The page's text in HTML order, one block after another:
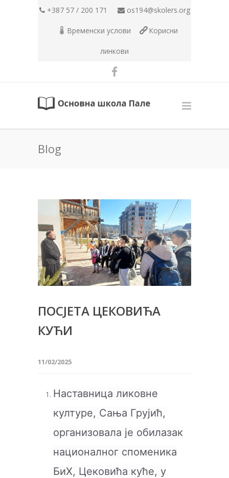
+387 57 / 200 171 os194@skolers.org
Временски услови Корисни
линкови
Blog
ПОСЈЕТА ЦЕКОВИЋА
КУЋИ
11/02/2025
Наставница ликовне
културе, Сања Грујић,
организовала је обилазак
националног споменика
БиХ, Цековића куће, у